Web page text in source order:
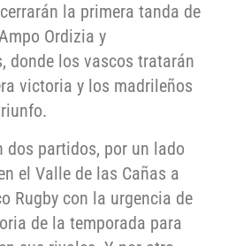
la primera tanda de
Ordizia y
donde los vascos tratarán
victoria y los madrileños
dos partidos, por un lado
el Valle de las Cañas a
Rugby con la urgencia de
de la temporada para